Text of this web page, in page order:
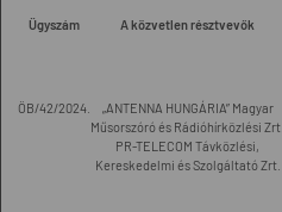
Ügyszám A közvetlen résztvevők
ÖB/42/2024.
„ANTENNA HUNGÁRIA” Magyar
Műsorszóró és Rádióhírközlési Zrt.
PR-TELECOM Távközlési,
Kereskedelmi és Szolgáltató Zrt.